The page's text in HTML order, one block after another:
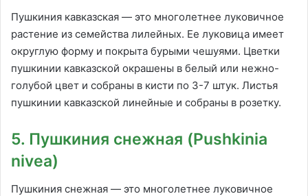
Пушкиния кавказская — это многолетнее луковичное
растение из семейства лилейных. Ее луковица имеет
округлую форму и покрыта бурыми чешуями. Цветки
пушкинии кавказской окрашены в белый или нежно-
голубой цвет и собраны в кисти по 3-7 штук. Листья
пушкинии кавказской линейные и собраны в розетку.
5. Пушкиния снежная (Pushkinia
nivea)
Пушкиния снежная — это многолетнее луковичное